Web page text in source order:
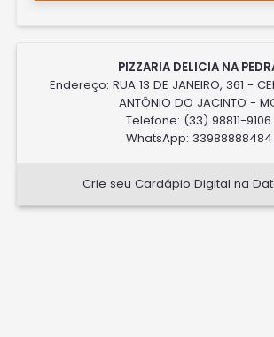
PIZZARIA DELICIA NA
Endereço: RUA 13 DE JANEIRO, 361 -
ANTÔNIO DO JACINTO -
Telefone: (33) 98811-9106
WhatsApp: 33988888484
Crie seu Cardápio Digital na